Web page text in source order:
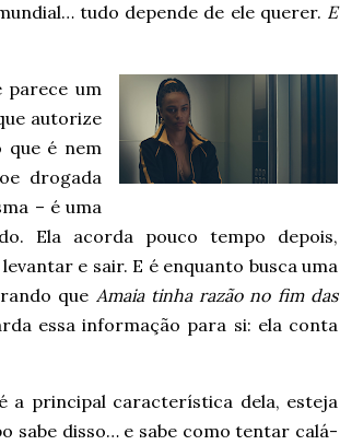
tudo depende de ele querer. E
parece um
autorize
que é nem
drogada
– é uma
Ela acorda pouco tempo depois,
e sair. E é enquanto busca uma
que Amaia tinha razão no fim das
essa informação para si: ela conta
a principal característica dela, esteja
sabe disso… e sabe como tentar calá-